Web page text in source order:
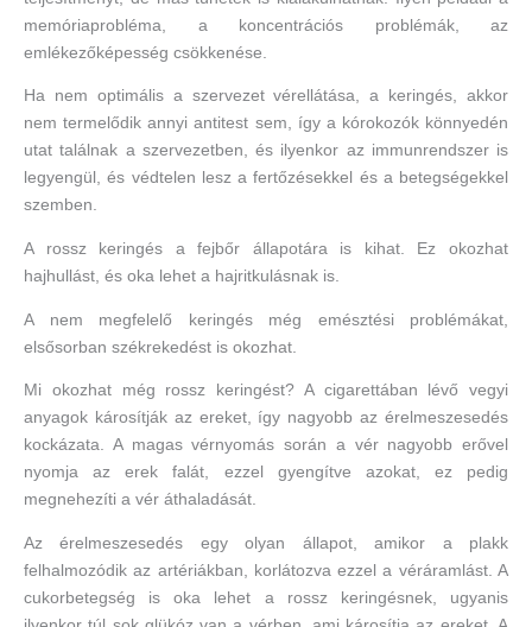
memóriaprobléma, a koncentrációs problémák, az
emlékezőképesség csökkenése.
Ha nem optimális a szervezet vérellátása, a keringés, akkor
nem termelődik annyi antitest sem, így a kórokozók könnyedén
utat találnak a szervezetben, és ilyenkor az immunrendszer is
legyengül, és védtelen lesz a fertőzésekkel és a betegségekkel
szemben.
A rossz keringés a fejbőr állapotára is kihat. Ez okozhat
hajhullást, és oka lehet a hajritkulásnak is.
A nem megfelelő keringés még emésztési problémákat,
elsősorban székrekedést is okozhat.
Mi okozhat még rossz keringést? A cigarettában lévő vegyi
anyagok károsítják az ereket, így nagyobb az érelmeszesedés
kockázata. A magas vérnyomás során a vér nagyobb erővel
nyomja az erek falát, ezzel gyengítve azokat, ez pedig
megnehezíti a vér áthaladását.
Az érelmeszesedés egy olyan állapot, amikor a plakk
felhalmozódik az artériákban, korlátozva ezzel a véráramlást. A
cukorbetegség is oka lehet a rossz keringésnek, ugyanis